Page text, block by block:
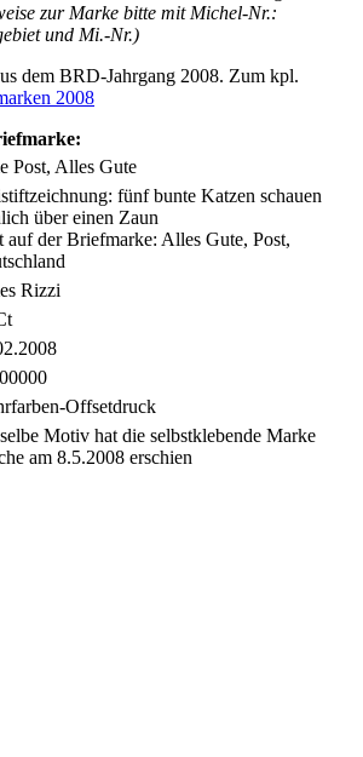
zur Marke bitte mit Michel-Nr.:
und Mi.-Nr.)
dem BRD-Jahrgang 2008. Zum kpl.
2008
Post, Alles Gute
fünf bunte Katzen schauen
über einen Zaun
auf der Briefmarke: Alles Gute, Post,
Rizzi
Offsetdruck
Motiv hat die selbstklebende Marke
am 8.5.2008 erschien